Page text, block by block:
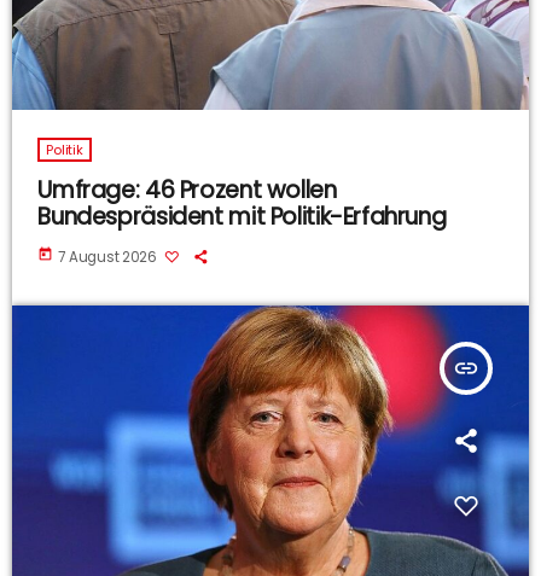
Politik
Umfrage: 46 Prozent wollen
Bundespräsident mit Politik-Erfahrung
today 7 August 2026
insert_link